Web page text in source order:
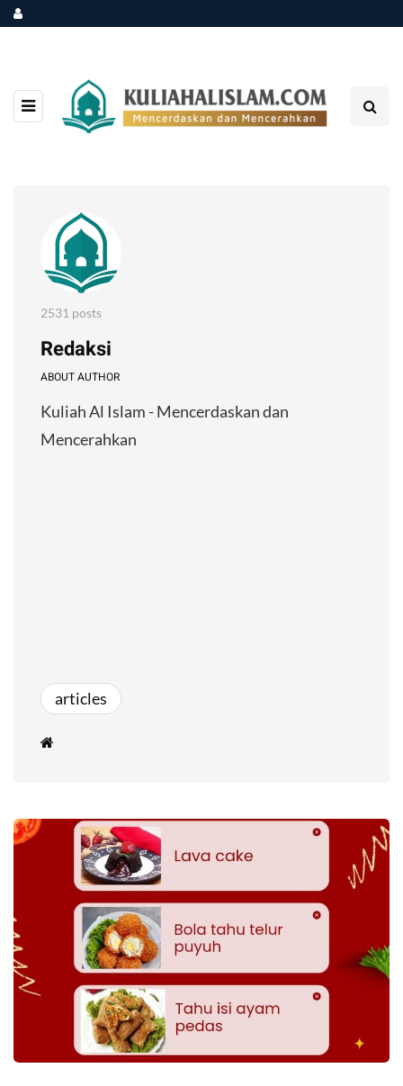
2531 posts
Redaksi
ABOUT AUTHOR
Kuliah Al Islam - Mencerdaskan dan
Mencerahkan
articles